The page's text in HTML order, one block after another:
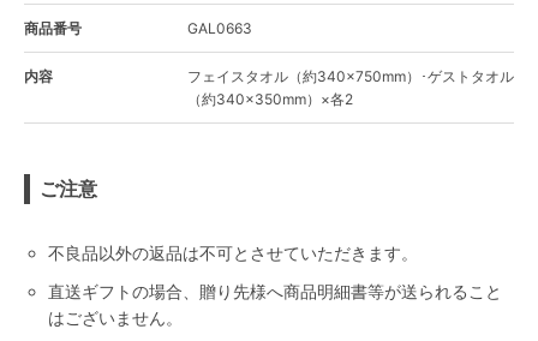
商品番号 GAL0663
内容
フェイスタオル（約340×750mm）･ゲストタオル
（約340×350mm）×各2
ご注意
不良品以外の返品は不可とさせていただきます。
直送ギフトの場合、贈り先様へ商品明細書等が送られること
はございません。